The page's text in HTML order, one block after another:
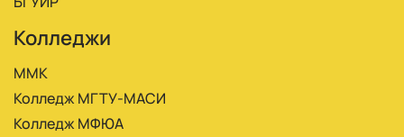
Колледжи
ММК
Колледж МГТУ-МАСИ
Колледж МФЮА